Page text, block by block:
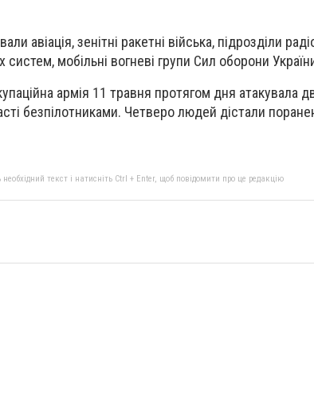
авіація, зенітні ракетні війська, підрозділи
систем, мобільні вогневі групи Сил оборони
армія 11 травня протягом дня атакувала
безпілотниками. Четверо людей дістали
текст і натисніть Ctrl + Enter, щоб повідомити про це редакцію